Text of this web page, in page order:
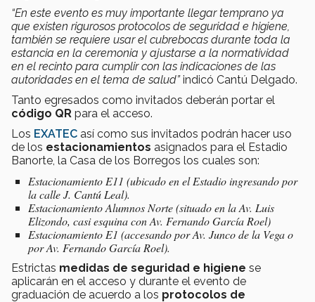
“En este evento es muy importante llegar temprano ya
que existen rigurosos protocolos de seguridad e higiene,
también se requiere usar el cubrebocas durante toda la
estancia en la ceremonia y ajustarse a la normatividad
en el recinto para cumplir con las indicaciones de las
autoridades en el tema de salud”indicó Cantú Delgado.
Tanto egresados como invitados deberán portar el
código QR para el acceso.
Los EXATEC así como sus invitados podrán hacer uso
de los estacionamientos asignados para el Estadio
Banorte, la Casa de los Borregos los cuales son:
Estacionamiento E11 (ubicado en el Estadio ingresando por
la calle J. Cantú Leal).
Estacionamiento Alumnos Norte (situado en la Av. Luis
Elizondo, casi esquina con Av. Fernando García Roel)
Estacionamiento E1 (accesando por Av. Junco de la Vega o
por Av. Fernando García Roel).
Estrictas medidas de seguridad e higiene se
aplicarán en el acceso y durante el evento de
graduación de acuerdo a los protocolos de